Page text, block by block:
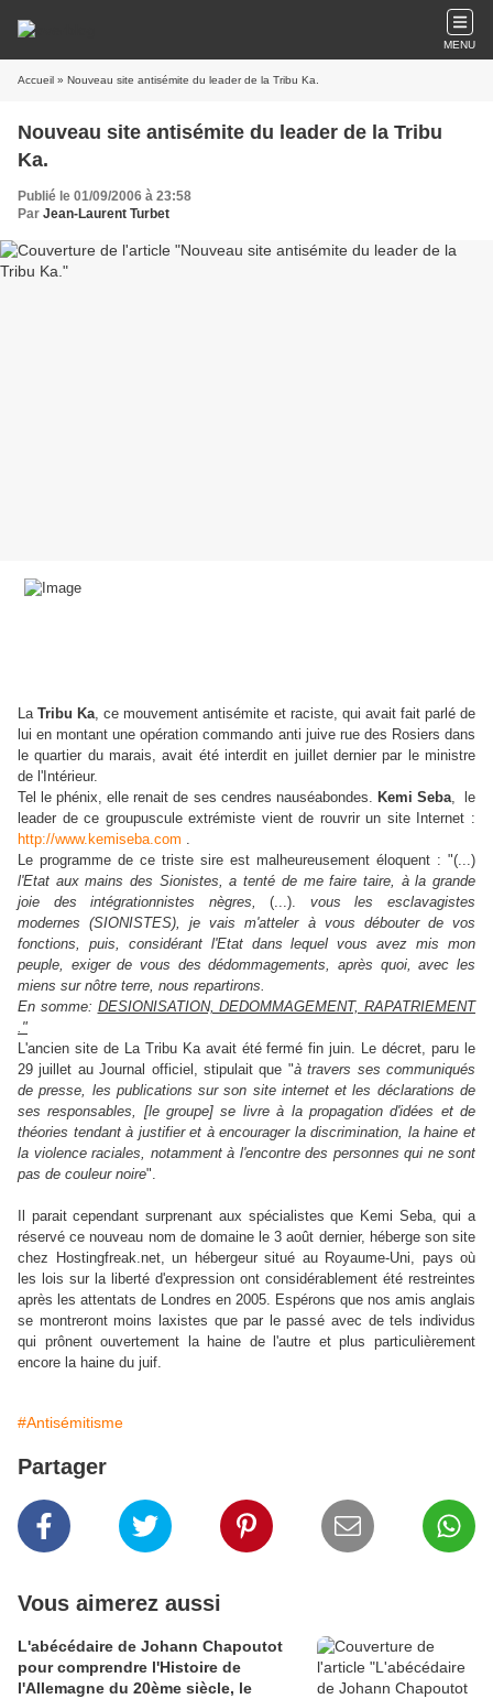
MENU
Accueil » Nouveau site antisémite du leader de la Tribu Ka.
Nouveau site antisémite du leader de la Tribu
Ka.
Publié le 01/09/2006 à 23:58
Par Jean-Laurent Turbet
LaTribu Ka, ce mouvement antisémite et raciste, qui avait fait parlé de
lui en montant une opération commando anti juive rue des Rosiers dans
le quartier du marais, avait été interdit en juillet dernier par le ministre
de l'Intérieur.
Tel le phénix, elle renait de ses cendres nauséabondes. Kemi Seba, le
leader de ce groupuscule extrémiste vient de rouvrir un site Internet :
http://www.kemiseba.com .
Le programme de ce triste sire est malheureusement éloquent : "(...)
l'Etat aux mains des Sionistes, a tenté de me faire taire, à la grande
joie des intégrationnistes nègres,
(...). vous les esclavagistes
modernes (SIONISTES), je vais m'atteler à vous débouter de vos
fonctions, puis, considérant l'Etat dans lequel vous avez mis mon
peuple, exiger de vous des dédommagements, après quoi, avec les
miens sur nôtre terre, nous repartirons.
En somme: DESIONISATION, DEDOMMAGEMENT, RAPATRIEMENT
."
L'ancien site de La Tribu Ka avait été fermé fin juin. Le décret, paru le
29 juillet au Journal officiel, stipulait que "à travers ses communiqués
de presse, les publications sur son site internet et les déclarations de
ses responsables, [le groupe] se livre à la propagation d'idées et de
théories tendant à justifier et à encourager la discrimination, la haine et
la violence raciales, notamment à l'encontre des personnes qui ne sont
pas de couleur noire".
Il parait cependant surprenant aux spécialistes que Kemi Seba, qui a
réservé ce nouveau nom de domaine le 3 août dernier, héberge son site
chez Hostingfreak.net, un hébergeur situé au Royaume-Uni, pays où
les lois sur la liberté d'expression ont considérablement été restreintes
après les attentats de Londres en 2005. Espérons que nos amis anglais
se montreront moins laxistes que par le passé avec de tels individus
qui prônent ouvertement la haine de l'autre et plus particulièrement
encore la haine du juif.
#Antisémitisme
Partager
Vous aimerez aussi
L'abécédaire de Johann Chapoutot
pour comprendre l'Histoire de
l'Allemagne du 20ème siècle, le